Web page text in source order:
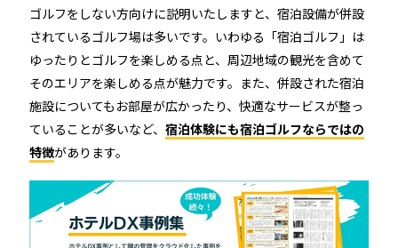
ゴルフをしない方向けに説明いたしますと、宿泊設備が併設
されているゴルフ場は多いです。いわゆる「宿泊ゴルフ」は
ゆったりとゴルフを楽しめる点と、周辺地域の観光を含めて
そのエリアを楽しめる点が魅力です。また、併設された宿泊
施設についてもお部屋が広かったり、快適なサービスが整っ
ていることが多いなど、 宿泊体験にも宿泊ゴルフならではの
特徴があります。
RemoteLOCK 9j-Q
TOBIRA
パートナー製品
SADIOT ROOM
オフィス
公共施設
その他の業種
事例インタビュー
工事の様子
施工パートナー 一覧
全てのパートナー
北海道
東北
カスタマーサポート
お知らせ セミナー
特定商取引法に基づく表記
プライバシーポリシー
RemoteLOCKクラウドサービス利用規約
RemoteLOCKアプリダウンロード